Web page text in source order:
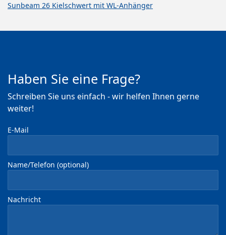
Sunbeam 26 Kielschwert mit WL-Anhänger
Haben Sie eine Frage?
Schreiben Sie uns einfach - wir helfen Ihnen gerne
weiter!
E-Mail
Name/Telefon (optional)
Nachricht